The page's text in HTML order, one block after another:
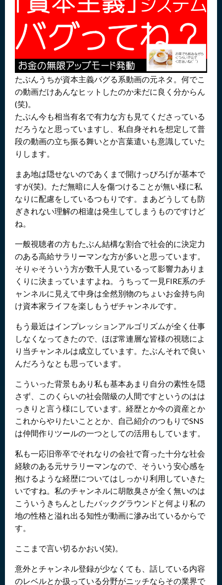
たぶんうちが資本主義バグる系動画の元ネタ。何でこ
の動画だけあんなヒットしたのか未だに良く分からん
(笑)。
たぶん今も相当有名で有力な方も見てくださっている
だろうなと思っていますし、私自身それを想定して普
段の動画の立ち振る舞いとか言葉遣いも意識していた
りします。
まあ地は隠せないのであくまで開けっぴろげが基本で
すが(笑)。ただ無暗に人を傷つけることが無い様に私
なりに配慮をしているつもりです。まあどうしても防
ぎきれない理解の相違は発生してしまうものですけど
ね。
一般視聴者の方もたぶん結構な割合で社会的に決定力
のある高給サラリーマンな方が多いと思っています。
そりゃそういう方が数千人見ているって影響力ありま
くりに決まっていますよね。うちって一見FIRE系のチ
ャンネルに見えて中身は全然別物のちょいお金持ち向
け資本家ライフを楽しもうぜチャンネルです。
もう最近はインプレッションアルゴリズムが全く仕事
しなくなってきたので、ほぼ常連層な皆様の視聴によ
り当チャンネルは成立しています。たぶんそれで良い
んだろうなとも思っています。
こういった背景もあり私も基本あまり自分の素性を隠
さず、このくらいの社会階級の人間ですというのはは
っきりと言う様にしています。経歴とか今の資産とか
これからやりたいこととか、自己紹介のつもりでSNS
は仲間作りツールの一つとしての活用もしています。
私も一応旧帝卒でそれなりの会社で育った十分な社会
経験のある元サラリーマンなので、そういう安心感を
抱けるような経歴についてはしっかり利用していきた
いですね。私のチャンネルに胡散臭さが全く無いのは
こういうきちんとしたバックグラウンドと何より私の
地の性格と溢れ出る知性が動画に滲み出ているからで
す。
ここまで言い切るかおい(笑)。
意外とチャンネル登録が少なくても、話している内容
のレベルとか扱っている分野がニッチならその業界で